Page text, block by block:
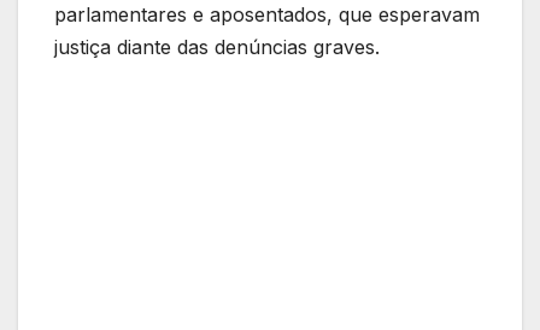
parlamentares e aposentados, que esperavam
justiça diante das denúncias graves.